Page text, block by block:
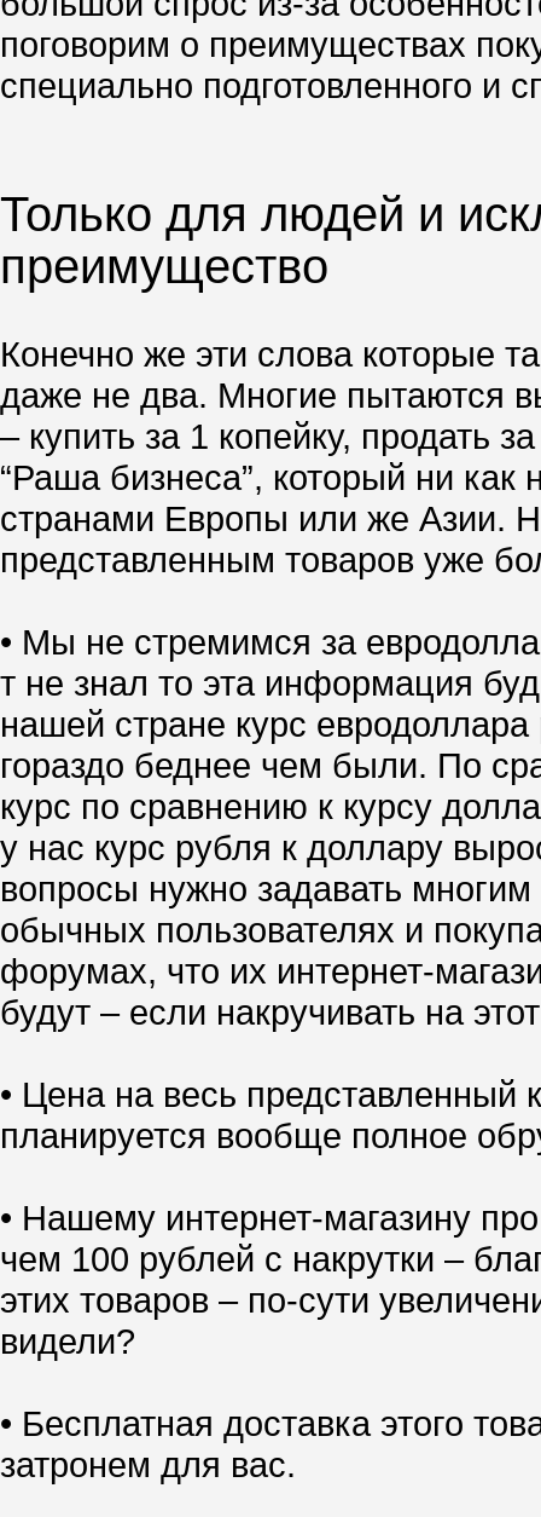
поговорим о преимуществах
специально подготовленного и
Только для людей и
преимущество
Конечно же эти слова которые
даже не два. Многие пытаются
– купить за 1 копейку, продать
“Раша бизнеса”, который ни
странами Европы или же Азии.
представленным товаров уже
• Мы не стремимся за
т не знал то эта информация
нашей стране курс
гораздо беднее чем были. По
курс по сравнению к курсу
у нас курс рубля к доллару
вопросы нужно задавать
обычных пользователях и
форумах, что их интернет-
будут – если накручивать на
• Цена на весь
планируется вообще полное
• Нашему интернет-магазину
чем 100 рублей с накрутки –
этих товаров – по-сути
видели?
• Бесплатная доставка этого
затронем для вас.